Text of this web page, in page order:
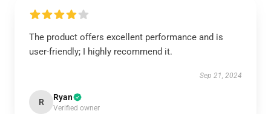
The product offers excellent performance and is
user-friendly; I highly recommend it.
Sep 21, 2024
R Ryan
Verified owner